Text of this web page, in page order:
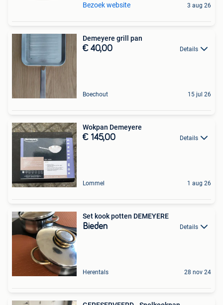
Bezoek website 3 aug 26
Demeyere grill pan
€ 40,00 Details
Boechout 15 jul 26
Wokpan Demeyere
€ 145,00 Details
Lommel 1 aug 26
Set kook potten DEMEYERE
Bieden Details
Herentals 28 nov 24